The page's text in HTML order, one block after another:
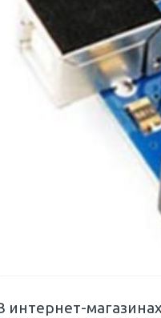
интернет-